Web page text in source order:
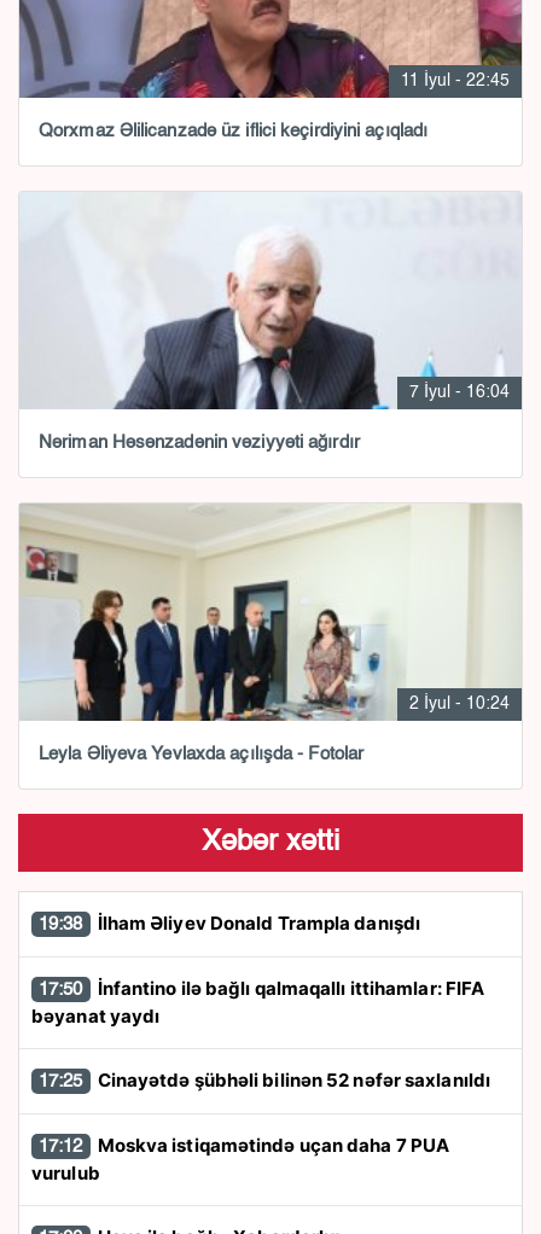
11 İyul - 22:45
Qorxmaz Əlilicanzadə üz iflici keçirdiyini açıqladı
7 İyul - 16:04
Nəriman Həsənzadənin vəziyyəti ağırdır
2 İyul - 10:24
Leyla Əliyeva Yevlaxda açılışda - Fotolar
Xəbər xətti
19:38 İlham Əliyev Donald Trampla danışdı
17:50
bəyanat yaydı
17:25 Cinayətdə şübhəli bilinən 52 nəfər saxlanıldı
17:12
vurulub